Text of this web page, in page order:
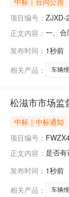
项目编号： ZJXD-
正文内容： 一、
方)：
发布时间： 1秒前
相关产品：
车辆
松滋市市场监
中标｜中标通知
项目编号：
正文内容： 是否
号成
发布时间： 1秒前
相关产品：
车辆